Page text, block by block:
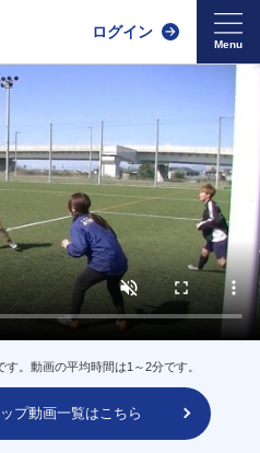
ログイン
。動画の平均時間は1～2分です。
プ動画一覧はこちら